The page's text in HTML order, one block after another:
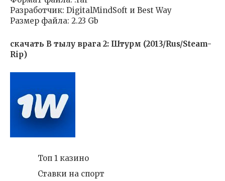
Разработчик: DigitalMindSoft и Best Way
Размер файла: 2.23 Gb
скачать В тылу врага 2: Штурм (2013/Rus/Steam-
Rip)
Топ 1 казино
Ставки на спорт